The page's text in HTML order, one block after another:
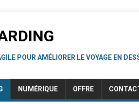
POUR AMÉLIORER LE VOYAGE EN
NUMÉRIQUE OFFRE